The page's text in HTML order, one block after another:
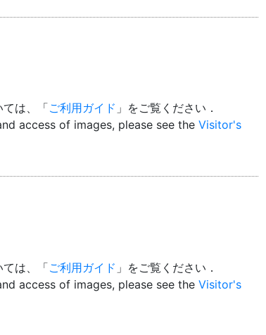
は、「ご利用ガイド 」をご覧ください．
access of images, please see the Visitor's
は、「ご利用ガイド 」をご覧ください．
access of images, please see the Visitor's